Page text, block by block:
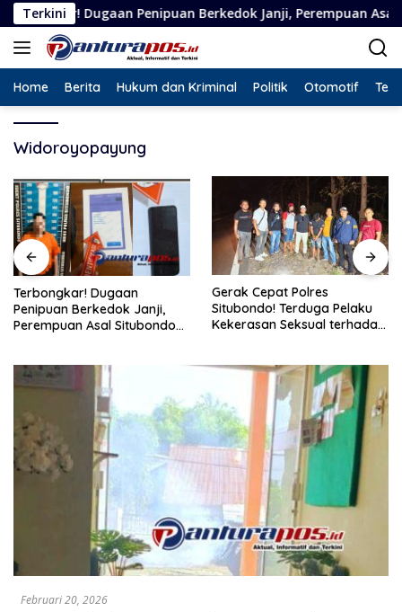
Langsung
ke
konten
TerkiniPenipuan Berkedok Janji, Perempuan Asal Situbondo
Home Berita Hukum dan Kriminal Politik Otomotif
Widoroyopayung
Terbongkar! Dugaan
Penipuan Berkedok Janji,
Perempuan Asal Situbondo
Gerak Cepat Polres
Situbondo! Terduga Pelaku
Kekerasan Seksual terhadap
Februari 20, 2026